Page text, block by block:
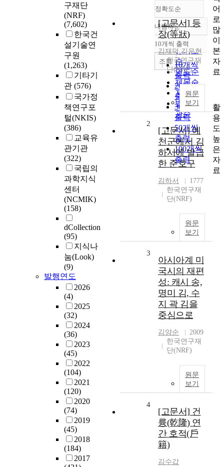
구재단
(NRF)
(7,602)
한국건
설기술연
구원
(1,263)
기타기
관 (576)
국가정
책연구포
털(NKIS)
(386)
교육유
관기관
(322)
국립의
과학지식
센터
(NCMIK)
(158)
dCollection
(95)
지식나
눔(Look)
(9)
발행연도
2026
(4)
2025
(32)
2024
(36)
2023
(45)
2022
(104)
2021
(120)
2020
(74)
2019
(45)
2018
(184)
2017
정확도순
정확도
순
인기도
순
연도순
제목순
저자순
발행기
관순
내림차순
내림차순
10개씩 출력
10개씩
출력
20개씩
출력
30개씩
출력
50개씩
출력
100개씩
출력
조회
[고문서] 등
장(等狀)
김재덕,김우현
한국연구재
단(NRF)
원문
보기
2
[고문서] 예
천군에서 김
하서에 발급
한 준호구
김하서
1777
한국연구재
단(NRF)
원문
보기
3
아시아계 미
국시의 재편
성: 캐시 송,
명미 김, 수
지 곽 김을
중심으로
김양순
2009
한국연구재
단(NRF)
원문
보기
4
[고문서] 건
륭(乾隆) 연
간 호적(戶
籍)
김수갑
어
로
많
이
본
자
료
활
용
도
높
은
자
료